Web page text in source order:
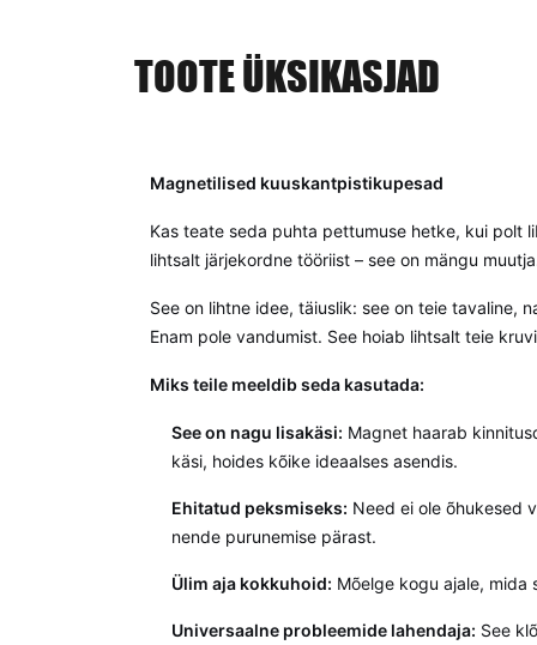
TOOTE ÜKSIKASJAD
Magnetilised kuuskantpistikupesad
Kas teate seda puhta pettumuse hetke, kui polt
lihtsalt järjekordne tööriist – see on mängu
See on lihtne idee, täiuslik: see on teie tavaline,
Enam pole vandumist. See hoiab lihtsalt teie
Miks teile meeldib seda kasutada:
See on nagu lisakäsi: Magnet haarab
käsi, hoides kõike ideaalses asendis.
Ehitatud peksmiseks: Need ei ole õhukesed
nende purunemise pärast.
Ülim aja kokkuhoid: Mõelge kogu ajale,
Universaalne probleemide lahendaja: See